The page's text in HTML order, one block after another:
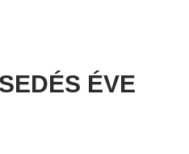
ÉVE